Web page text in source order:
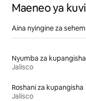
Maeneo ya
Aina nyingine za
Jalisco
Roshani za kupangisha
Jalisco